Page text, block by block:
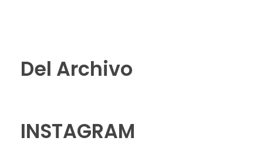
Del Archivo
INSTAGRAM